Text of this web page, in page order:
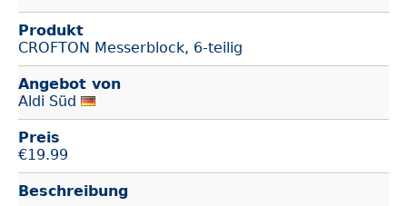
Produkt
CROFTON Messerblock, 6-teilig
Angebot von
Aldi Süd
Preis
€19.99
Beschreibung